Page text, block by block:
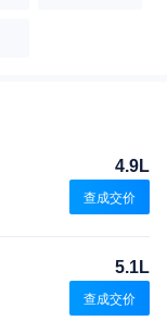
4.9L
查成交价
5.1L
查成交价